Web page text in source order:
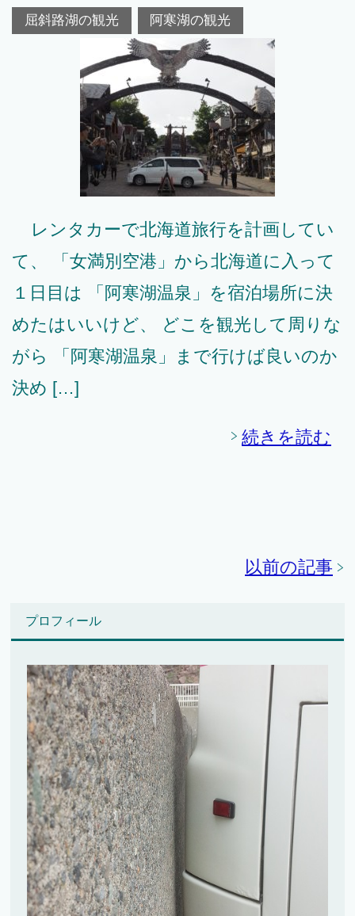
屈斜路湖の観光 阿寒湖の観光
レンタカーで北海道旅行を計画してい
て、 「女満別空港」から北海道に入って
１日目は 「阿寒湖温泉」を宿泊場所に決
めたはいいけど、 どこを観光して周りな
がら 「阿寒湖温泉」まで行けば良いのか
決め […]
続きを読む
以前の記事
プロフィール